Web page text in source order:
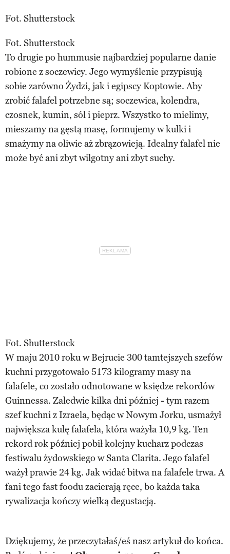
Fot. Shutterstock
Fot. Shutterstock
To drugie po hummusie najbardziej popularne danie
robione z soczewicy. Jego wymyślenie przypisują
sobie zarówno Żydzi, jak i egipscy Koptowie. Aby
zrobić falafel potrzebne są; soczewica, kolendra,
czosnek, kumin, sól i pieprz. Wszystko to mielimy,
mieszamy na gęstą masę, formujemy w kulki i
smażymy na oliwie aż zbrązowieją. Idealny falafel nie
może być ani zbyt wilgotny ani zbyt suchy.
Fot. Shutterstock
W maju 2010 roku w Bejrucie 300 tamtejszych szefów
kuchni przygotowało 5173 kilogramy masy na
falafele, co zostało odnotowane w księdze rekordów
Guinnessa. Zaledwie kilka dni później - tym razem
szef kuchni z Izraela, będąc w Nowym Jorku, usmażył
największa kulę falafela, która ważyła 10,9 kg. Ten
rekord rok później pobił kolejny kucharz podczas
festiwalu żydowskiego w Santa Clarita. Jego falafel
ważył prawie 24 kg. Jak widać bitwa na falafele trwa. A
fani tego fast foodu zacierają ręce, bo każda taka
rywalizacja kończy wielką degustacją.
Dziękujemy, że przeczytałaś/eś nasz artykuł do końca.